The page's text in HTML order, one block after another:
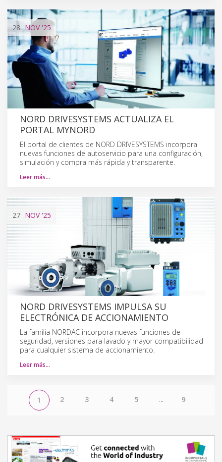
28 NOV'25
NORD DRIVESYSTEMS ACTUALIZA EL
PORTAL MYNORD
El portal de clientes de NORD DRIVESYSTEMS incorpora
nuevas funciones de autoservicio para una configuración,
simulación y compra más rápida y transparente.
Leer más…
27 NOV'25
NORD DRIVESYSTEMS IMPULSA SU
ELECTRÓNICA DE ACCIONAMIENTO
La familia NORDAC incorpora nuevas funciones de
seguridad, versiones para lavado y mayor compatibilidad
para cualquier sistema de accionamiento.
Leer más…
1 2 3 4 5 ... 9